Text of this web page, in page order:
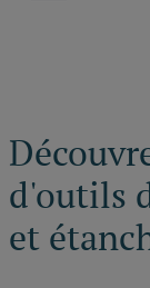
d'outils
et